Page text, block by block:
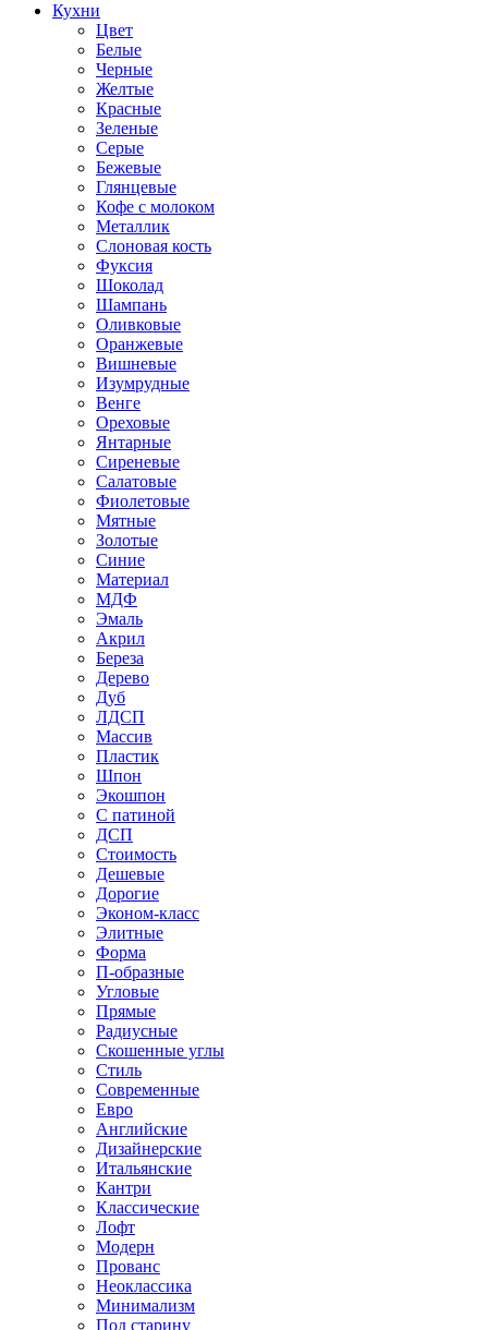
Кухни
Цвет
Белые
Черные
Желтые
Красные
Зеленые
Серые
Бежевые
Глянцевые
Кофе с молоком
Металлик
Слоновая кость
Фуксия
Шоколад
Шампань
Оливковые
Оранжевые
Вишневые
Изумрудные
Венге
Ореховые
Янтарные
Сиреневые
Салатовые
Фиолетовые
Мятные
Золотые
Синие
Материал
МДФ
Эмаль
Акрил
Береза
Дерево
Дуб
ЛДСП
Массив
Пластик
Шпон
Экошпон
С патиной
ДСП
Стоимость
Дешевые
Дорогие
Эконом-класс
Элитные
Форма
П-образные
Угловые
Прямые
Радиусные
Скошенные углы
Стиль
Современные
Евро
Английские
Дизайнерские
Итальянские
Кантри
Классические
Лофт
Модерн
Прованс
Неоклассика
Минимализм
Под старину